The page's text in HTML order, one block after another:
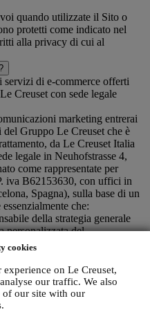
cookies
on Le Creuset,
our traffic. We also
of our site with our
quando utilizzate il Sito o
protetti come indicato nel
alla privacy di cui al
servizi di e-commerce offerti
Creuset con sede legale
marketing entrerai
del Gruppo Le Creuset che è
da Le Creuset Italia
legale in Neuhofstrasse 4,
come rappresentate per
iva B62153630, con uffici in
Spagna), sulla base di un
che:
della strategia generale
personalizzata del
e implementino tale
indipendente comunicazioni
(all'interno di un
gestire le richieste relative ai